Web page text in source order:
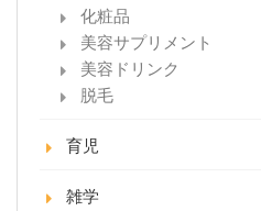
化粧品
美容サプリメント
美容ドリンク
脱毛
育児
雑学